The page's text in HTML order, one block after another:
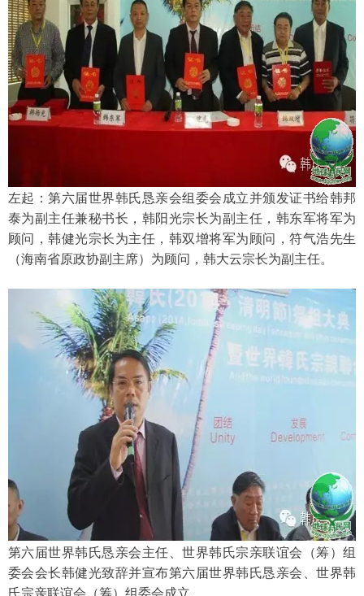
左起：第六届世界韩氏恳亲会组委会成立并颁发证书给韩邦
泰为副主任兼秘书长，韩阳光宗长为副主任，韩东军将军为
顾问，韩健光宗长为主任，韩双增将军为顾问，符气浩先生
（海南省原政协副主席）为顾问，韩大云宗长为副主任。
第六届世界韩氏恳亲会主任、世界韩氏宗亲联谊会（筹）组
委会会长韩健光致辞并宣布第六届世界韩氏恳亲会、世界韩